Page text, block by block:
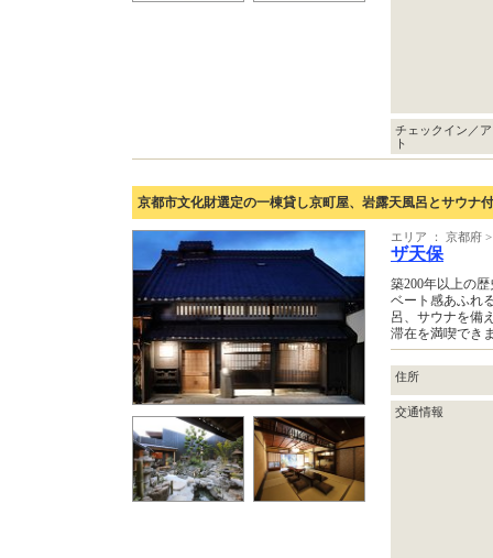
チェックイン／
ト
京都市文化財選定の一棟貸し京町屋、岩露天風呂とサウナ
エリア ： 京都府
ザ天保
築200年以上の
ベート感あふれ
呂、サウナを備
滞在を満喫でき
住所
交通情報